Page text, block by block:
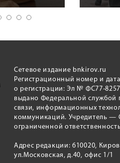
Сетевое издание bnkirov.ru
Регистрационный номер и
о регистрации: Эл № ФС77-
выдано Федеральной службой
связи, информационных
коммуникаций. Учредитель —
ограниченной
Адрес редакции: 610020,
ул.Московская, д.40, офис 1/1